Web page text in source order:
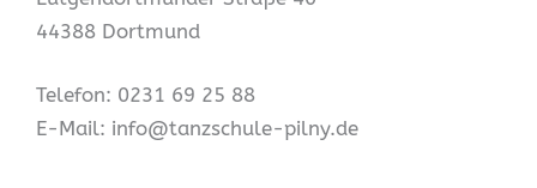
44388 Dortmund
Telefon: 0231 69 25 88
E-Mail: info@tanzschule-pilny.de